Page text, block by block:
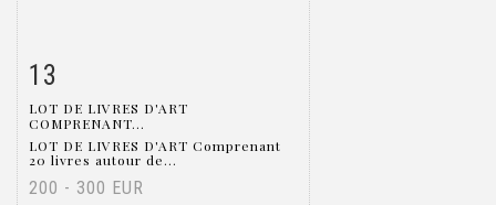
Fiche détaillée
13
LOT DE LIVRES D'ART
COMPRENANT...
LOT DE LIVRES D'ART Comprenant
20 livres autour de...
200 - 300 EUR